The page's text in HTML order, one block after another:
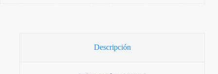
Descripción